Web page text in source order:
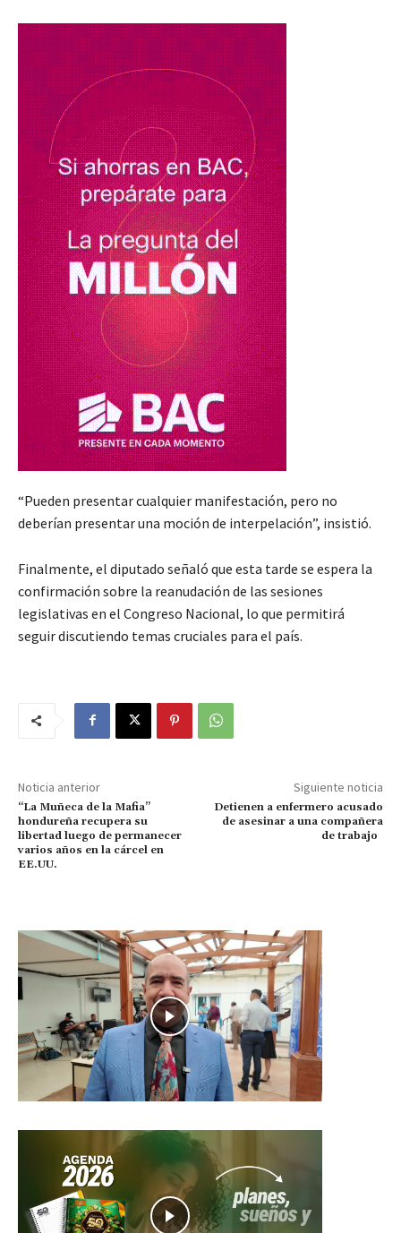
“Pueden presentar cualquier manifestación, pero no
deberían presentar una moción de interpelación”, insistió.
Finalmente, el diputado señaló que esta tarde se espera la
confirmación sobre la reanudación de las sesiones
legislativas en el Congreso Nacional, lo que permitirá
seguir discutiendo temas cruciales para el país.
Noticia anterior
“La Muñeca de la Mafia”
hondureña recupera su
libertad luego de permanecer
varios años en la cárcel en
EE.UU.
Siguiente noticia
Detienen a enfermero acusado
de asesinar a una compañera
de trabajo